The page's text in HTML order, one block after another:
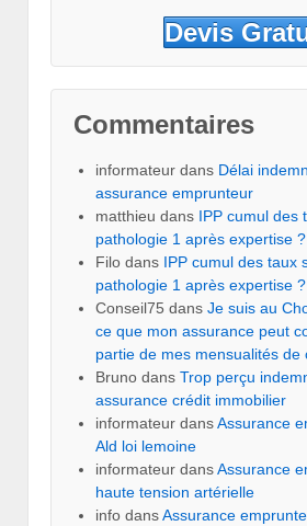
Devis
Commentaires
informateur dans Délai
assurance emprunteur
matthieu dans IPP cumul des
pathologie 1 après expertise ?
Filo dans IPP cumul des taux
pathologie 1 après expertise ?
Conseil75 dans Je suis au
ce que mon assurance peut
partie de mes mensualités de
Bruno dans Trop perçu
assurance crédit immobilier
informateur dansAssurance
Ald loi lemoine
informateur dansAssurance
haute tension artérielle
info dansAssurance